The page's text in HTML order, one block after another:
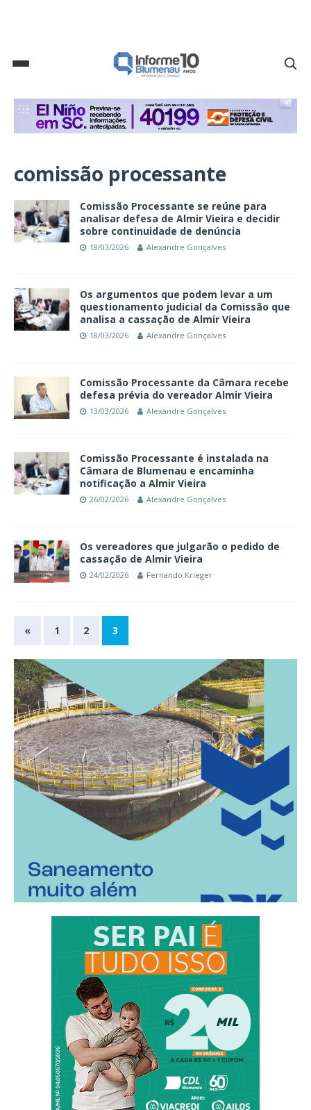
comissão processante
Comissão Processante se reúne para
analisar defesa de Almir Vieira e decidir
sobre continuidade de denúncia
18/03/2026 Alexandre Gonçalves
Os argumentos que podem levar a um
questionamento judicial da Comissão que
analisa a cassação de Almir Vieira
18/03/2026 Alexandre Gonçalves
Comissão Processante da Câmara recebe
defesa prévia do vereador Almir Vieira
13/03/2026 Alexandre Gonçalves
Comissão Processante é instalada na
Câmara de Blumenau e encaminha
notificação a Almir Vieira
26/02/2026 Alexandre Gonçalves
Os vereadores que julgarão o pedido de
cassação de Almir Vieira
24/02/2026 Fernando Krieger
« 1 2 3